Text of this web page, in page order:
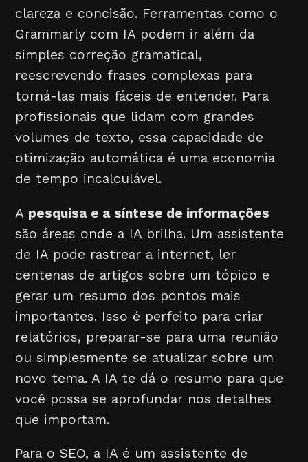
clareza e concisão. Ferramentas como o
Grammarly com IA podem ir além da
simples correção gramatical,
reescrevendo frases complexas para
torná-las mais fáceis de entender. Para
profissionais que lidam com grandes
volumes de texto, essa capacidade de
otimização automática é uma economia
de tempo incalculável.
A pesquisa e a síntese de informações
são áreas onde a IA brilha. Um assistente
de IA pode rastrear a internet, ler
centenas de artigos sobre um tópico e
gerar um resumo dos pontos mais
importantes. Isso é perfeito para criar
relatórios, preparar-se para uma reunião
ou simplesmente se atualizar sobre um
novo tema. A IA te dá o resumo para que
você possa se aprofundar nos detalhes
que importam.
Para o SEO, a IA é um assistente de